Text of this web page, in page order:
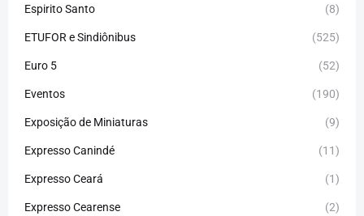
Espirito Santo (8)
ETUFOR e Sindiônibus (525)
Euro 5 (52)
Eventos (190)
Exposição de Miniaturas (9)
Expresso Canindé (11)
Expresso Ceará (1)
Expresso Cearense (2)